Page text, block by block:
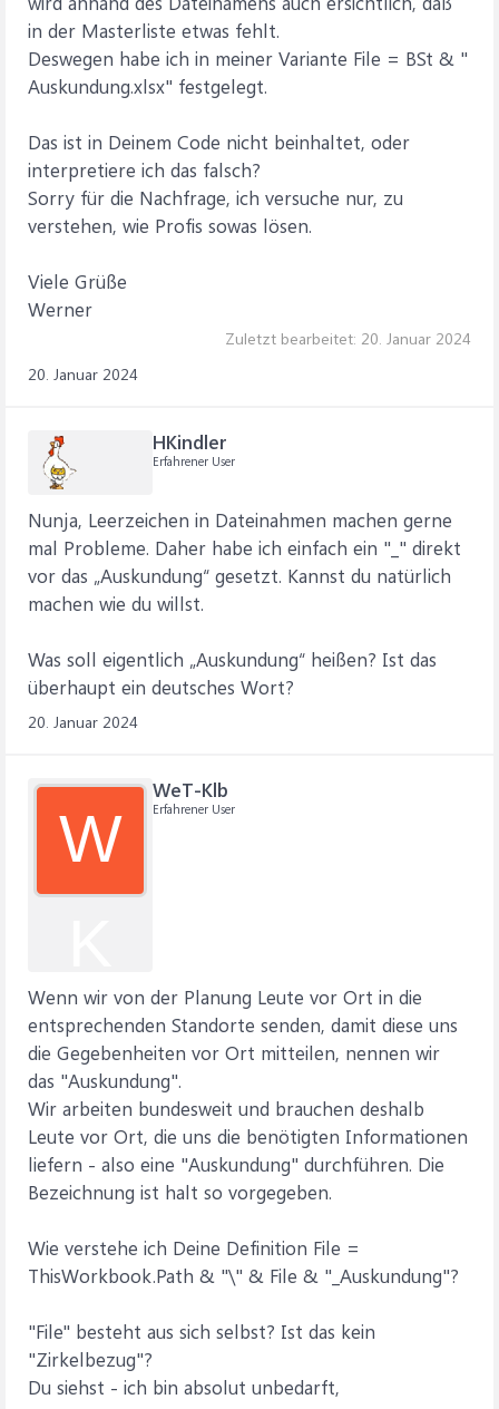
in der Masterliste etwas fehlt.
Deswegen habe ich in meiner Variante File = BSt & "
Auskundung.xlsx" festgelegt.
Das ist in Deinem Code nicht beinhaltet, oder
interpretiere ich das falsch?
Sorry für die Nachfrage, ich versuche nur, zu
verstehen, wie Profis sowas lösen.
Viele Grüße
Werner
Zuletzt bearbeitet: 20. Januar 2024
20. Januar 2024
HKindler
Erfahrener User
Nunja, Leerzeichen in Dateinahmen machen gerne
mal Probleme. Daher habe ich einfach ein "_" direkt
vor das „Auskundung“ gesetzt. Kannst du natürlich
machen wie du willst.
Was soll eigentlich „Auskundung“ heißen? Ist das
überhaupt ein deutsches Wort?
20. Januar 2024
W
WeT-Klb
Erfahrener User
Wenn wir von der Planung Leute vor Ort in die
entsprechenden Standorte senden, damit diese uns
die Gegebenheiten vor Ort mitteilen, nennen wir
das "Auskundung".
Wir arbeiten bundesweit und brauchen deshalb
Leute vor Ort, die uns die benötigten Informationen
liefern - also eine "Auskundung" durchführen. Die
Bezeichnung ist halt so vorgegeben.
Wie verstehe ich Deine Definition File =
ThisWorkbook.Path & "\" & File & "_Auskundung"?
"File" besteht aus sich selbst? Ist das kein
"Zirkelbezug"?
Du siehst - ich bin absolut unbedarft,